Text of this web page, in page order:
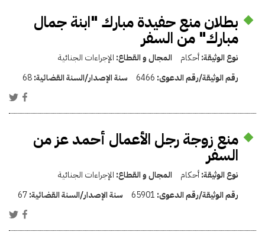
بطلان منع حفيدة مبارك "ابنة جمال
مبارك" من السفر
نوع الوثيقة:أحكام المجال و القطاع: الإجراءات الجنائية
رقم الوثيقة/رقم الدعوى: 6466 سنة الإصدار/السنة القضائية:68
منع زوجة رجل الأعمال أحمد عز من
السفر
نوع الوثيقة:أحكام المجال و القطاع: الإجراءات الجنائية
رقم الوثيقة/رقم الدعوى: 65901 سنة الإصدار/السنة القضائية:67